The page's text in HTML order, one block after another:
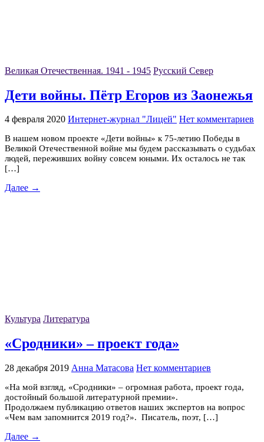
Великая Отечественная. 1941 - 1945 Русский Север
Дети войны. Пётр Егоров из Заонежья
4 февраля 2020 Интернет-журнал "Лицей" Нет комментариев
В нашем новом проекте «Дети войны» к 75-летию Победы в
Великой Отечественной войне мы будем рассказывать о судьбах
людей, переживших войну совсем юными. Их осталось не так
[…]
Далее →
Культура Литература
«Сродники» – проект года»
28 декабря 2019 Анна Матасова Нет комментариев
«На мой взгляд, «Сродники» – огромная работа, проект года,
достойный большой литературной премии».
Продолжаем публикацию ответов наших экспертов на вопрос
«Чем вам запомнится 2019 год?». Писатель, поэт, […]
Далее →